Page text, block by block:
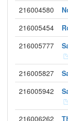
216004580
216005454
216005777
216005827
216005942
216006262